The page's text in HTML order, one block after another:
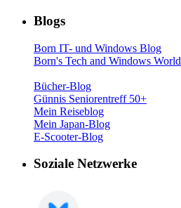
Blogs
Born IT- und Windows Blog
Born's Tech and Windows World
Bücher-Blog
Günnis Seniorentreff 50+
Mein Reiseblog
Mein Japan-Blog
E-Scooter-Blog
Soziale Netzwerke